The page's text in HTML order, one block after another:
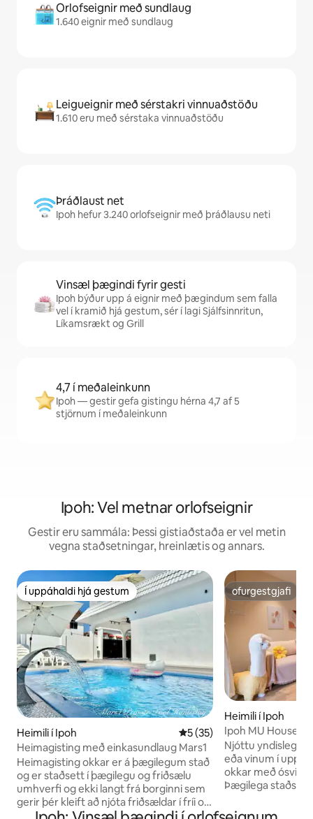
Orlofseignir með sundlaug
1.640 eignir með sundlaug
Leigueignir með sérstakri vinnuaðstöðu
1.610 eru með sérstaka vinnuaðstöðu
Þráðlaust net
Ipoh hefur 3.240 orlofseignir með þráðlausu neti
Vinsæl þægindi fyrir gesti
Ipoh býður upp á eignir með þægindum sem falla
vel í kramið hjá gestum, sér í lagi Sjálfsinnritun,
Líkamsrækt og Grill
4,7 í meðaleinkunn
Ipoh — gestir gefa gistingu hérna 4,7 af 5
stjörnum í meðaleinkunn
Ipoh: Vel metnar orlofseignir
Gestir eru sammála: Þessi gistiaðstaða er vel metin
vegna staðsetningar, hreinlætis og annars.
Í uppáhaldi hjá gestum
Í uppáhaldi hjá gestum
Heimili í Ipoh 5 af 5 í meðaleinkunn, 35
5 (35)
Heimagisting með einkasundlaug Mars1
Heimagisting okkar er á þægilegum stað
og er staðsett í þægilegu og friðsælu
umhverfi og ekki langt frá borginni sem
gerir þér kleift að njóta friðsældar í fríi og
greiðs aðgangs að helstu áhugaverðu
ofurgestgjafi
ofurgestgjafi
Heimili í Ipoh
Ipoh MU House
Cermin)/Muji
Njóttu
eða vinum í
okkar með
Þægilega
frm KL. •5 mín í